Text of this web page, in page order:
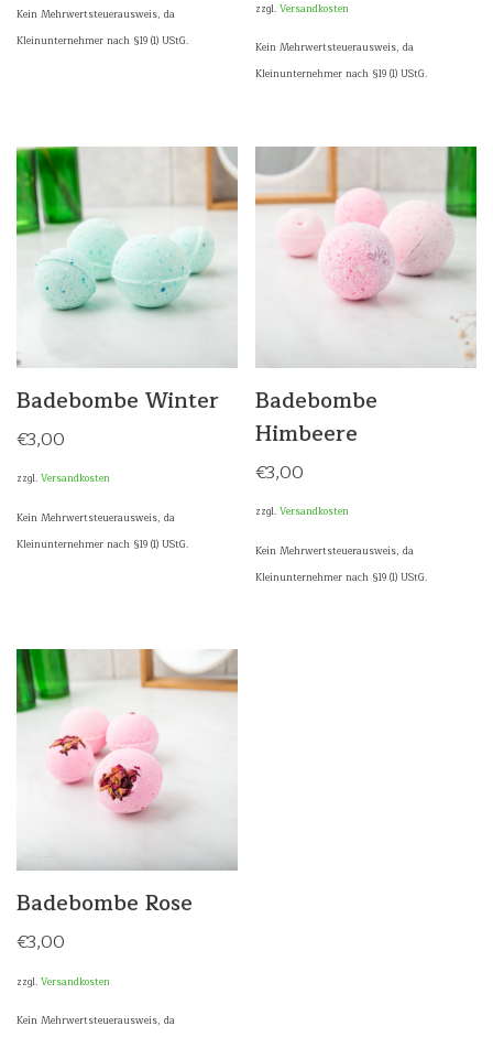
Kein Mehrwertsteuerausweis, da
Kleinunternehmer nach §19 (1) UStG.
zzgl.Versandkosten
Kein Mehrwertsteuerausweis, da
Kleinunternehmer nach §19 (1) UStG.
Badebombe Winter
€3,00
zzgl. Versandkosten
Kein Mehrwertsteuerausweis, da
Kleinunternehmer nach §19 (1) UStG.
Badebombe
Himbeere
€3,00
zzgl.Versandkosten
Kein Mehrwertsteuerausweis, da
Kleinunternehmer nach §19 (1) UStG.
Badebombe Rose
€3,00
zzgl. Versandkosten
Kein Mehrwertsteuerausweis, da